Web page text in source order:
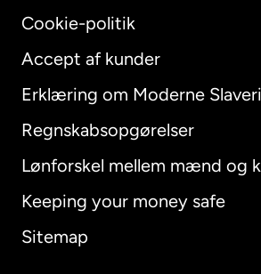
Cookie-politik
Accept af kunder
Erklæring om Moderne Slaveri
Regnskabsopgørelser
Lønforskel mellem mænd og
Keeping your money safe
Sitemap
International English
Australien